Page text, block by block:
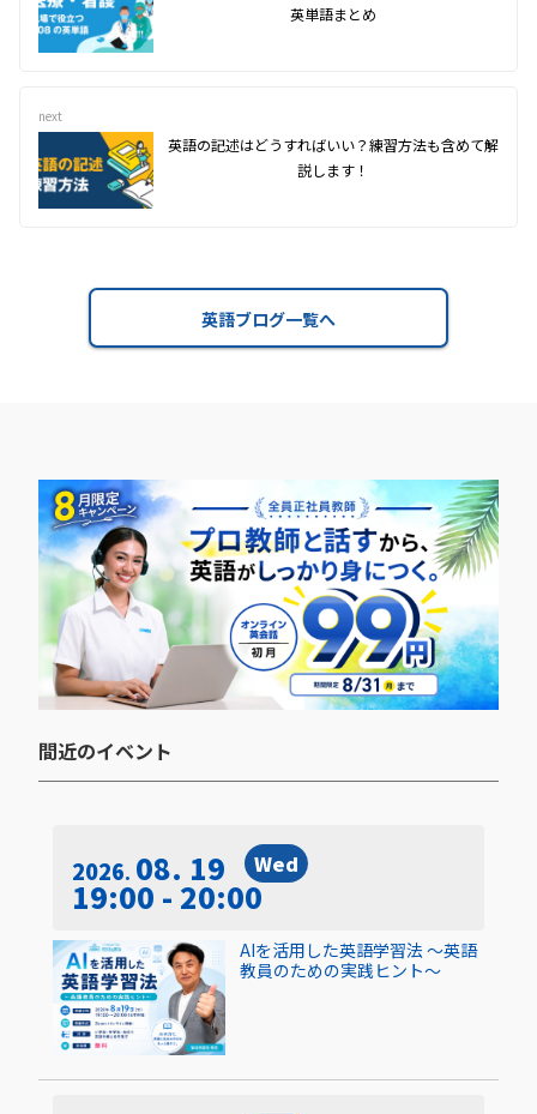
英単語まとめ
next
英語の記述はどうすればいい？練習方法も含めて解
説します！
英語ブログ一覧へ
間近のイベント​
2026 08. 19 Wed
19:00 - 20:00
AIを活用した英語学習法 〜英語
教員のための実践ヒント〜